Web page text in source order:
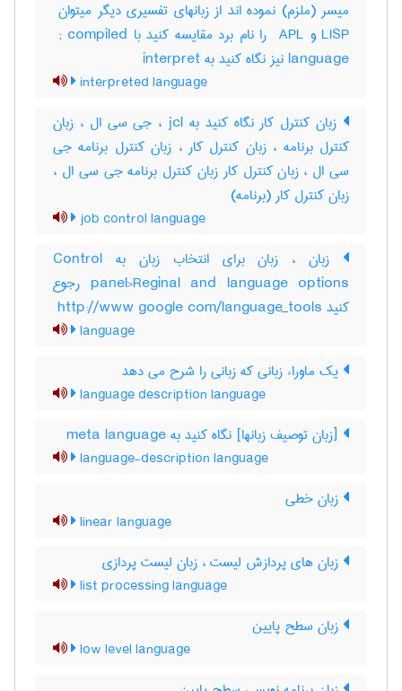
LISP و ‎ APL را نام برد مقایسه کنید با ‎ ; compiled
language نیز نگاه کنید به ‎ interpret
interpreted language
زبان کنترل کار نگاه کنید به jcl ، جی سی ال ، زبان
کنترل برنامه ، زبان کنترل کار ، زبان کنترل برنامه جی
سی ال ، زبان کنترل کار زبان کنترل برنامه جی سی ال ،
زبان کنترل کار (برنامه)
job control language
زبان ، زبان برای انتخاب زبان به Control
panel>Reginal and language options رجوع
کنید http://www google com/language_tools
language
یک ماوراء زبانی که زبانی را شرح می دهد
language description language
[زبان توصیف زبانها] نگاه کنید به ‎ meta language
language-description language
زبان خطی
linear language
زبان های پردازش لیست ، زبان لیست پردازی
list processing language
زبان سطح پایین
low level language